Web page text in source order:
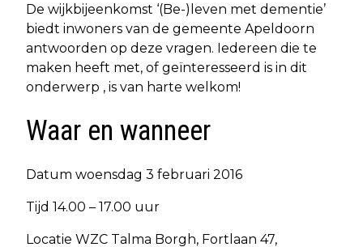
De wijkbijeenkomst ‘(Be-)leven met dementie’
biedt inwoners van de gemeente Apeldoorn
antwoorden op deze vragen. Iedereen die te
maken heeft met, of geïnteresseerd is in dit
onderwerp , is van harte welkom!
Waar en wanneer
Datum woensdag 3 februari 2016
Tijd 14.00 – 17.00 uur
Locatie WZC Talma Borgh, Fortlaan 47,